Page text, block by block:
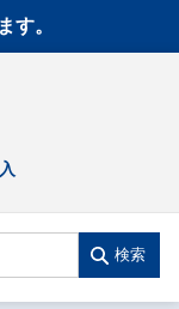
す。
検索